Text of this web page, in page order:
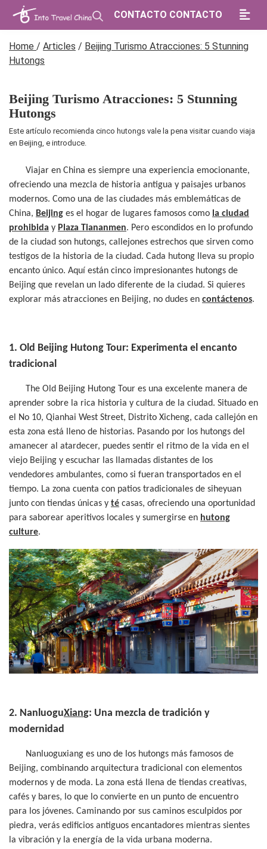
CONTACTO CONTACTO
Home / Articles / Beijing Turismo Atracciones: 5 Stunning
Hutongs
Beijing Turismo Atracciones: 5 Stunning
Hutongs
Este artículo recomienda cinco hutongs vale la pena visitar cuando viaja
en Beijing, e introduce.
Viajar en China es siempre una experiencia emocionante,
ofreciendo una mezcla de historia antigua y paisajes urbanos
modernos. Como una de las ciudades más emblemáticas de
China, Beijing es el hogar de lugares famosos como la ciudad
prohibida y Plaza Tiananmen. Pero escondidos en lo profundo
de la ciudad son hutongs, callejones estrechos que sirven como
testigos de la historia de la ciudad. Cada hutong lleva su propio
encanto único. Aquí están cinco impresionantes hutongs de
Beijing que revelan un lado diferente de la ciudad. Si quieres
explorar más atracciones en Beijing, no dudes en contáctenos.
1. Old Beijing Hutong Tour: Experimenta el encanto
tradicional
The Old Beijing Hutong Tour es una excelente manera de
aprender sobre la rica historia y cultura de la ciudad. Situado en
el No 10, Qianhai West Street, Distrito Xicheng, cada callejón en
esta zona está lleno de historias. Pasando por los hutongs del
amanecer al atardecer, puedes sentir el ritmo de la vida en el
viejo Beijing y escuchar las llamadas distantes de los
vendedores ambulantes, como si fueran transportados en el
tiempo. La zona cuenta con patios tradicionales de siheyuan
junto con tiendas únicas y té casas, ofreciendo una oportunidad
para saborear aperitivos locales y sumergirse en hutong
culture.
2. NanluoguXiang: Una mezcla de tradición y
modernidad
Nanluoguxiang es uno de los hutongs más famosos de
Beijing, combinando arquitectura tradicional con elementos
modernos y de moda. La zona está llena de tiendas creativas,
cafés y bares, lo que lo convierte en un punto de encuentro
para los jóvenes. Caminando por sus caminos esculpidos por
piedra, verás edificios antiguos encantadores mientras sientes
la vibración y la energía de la vida urbana moderna.